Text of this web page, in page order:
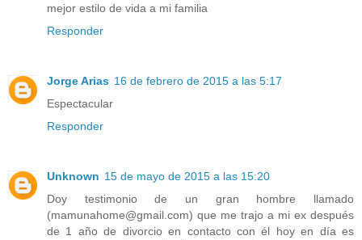
mejor estilo de vida a mi familia
Responder
Jorge Arias 16 de febrero de 2015 a las 5:17
Espectacular
Responder
Unknown 15 de mayo de 2015 a las 15:20
Doy testimonio de un gran hombre llamado
(mamunahome@gmail.com) que me trajo a mi ex después
de 1 año de divorcio en contacto con él hoy en día es